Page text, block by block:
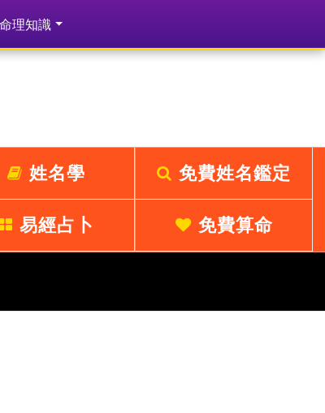
命理知識
姓名學 免費姓名鑑定
易經占卜 免費算命